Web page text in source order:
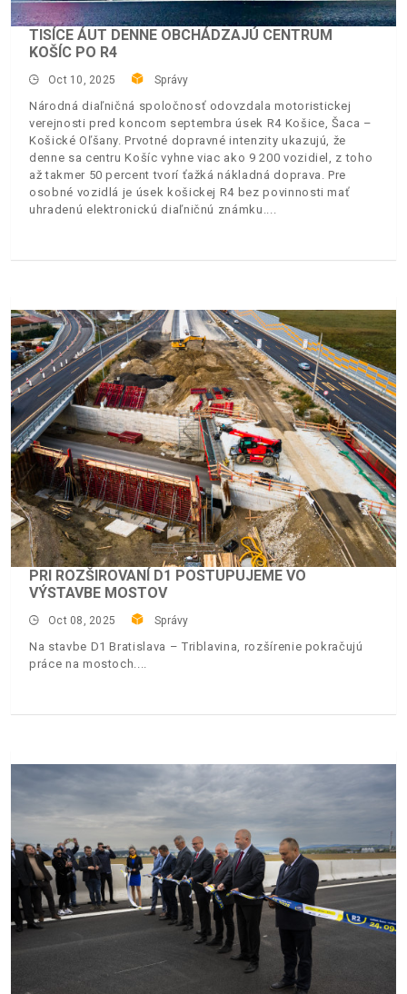
TISÍCE ÁUT DENNE OBCHÁDZAJÚ CENTRUM
KOŠÍC PO R4
Oct 10, 2025 Správy
Národná diaľničná spoločnosť odovzdala motoristickej
verejnosti pred koncom septembra úsek R4 Košice, Šaca –
Košické Oľšany. Prvotné dopravné intenzity ukazujú, že
denne sa centru Košíc vyhne viac ako 9 200 vozidiel, z toho
až takmer 50 percent tvorí ťažká nákladná doprava. Pre
osobné vozidlá je úsek košickej R4 bez povinnosti mať
uhradenú elektronickú diaľničnú známku.
PRI ROZŠIROVANÍ D1 POSTUPUJEME VO
VÝSTAVBE MOSTOV
Oct 08, 2025 Správy
Na stavbe D1 Bratislava – Triblavina, rozšírenie pokračujú
práce na mostoch.